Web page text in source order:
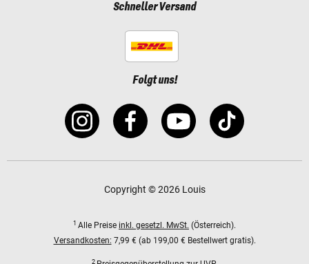
Schneller Versand
Folgt uns!
Copyright © 2026 Louis
1 Alle Preise inkl. gesetzl. MwSt. (Österreich).
Versandkosten: 7,99 € (ab 199,00 € Bestellwert gratis).
2